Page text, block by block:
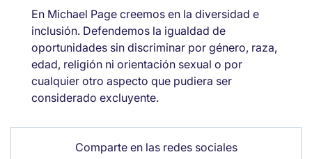
En Michael Page creemos en la diversidad e
inclusión. Defendemos la igualdad de
oportunidades sin discriminar por género, raza,
edad, religión ni orientación sexual o por
cualquier otro aspecto que pudiera ser
considerado excluyente.
Comparte en las redes sociales